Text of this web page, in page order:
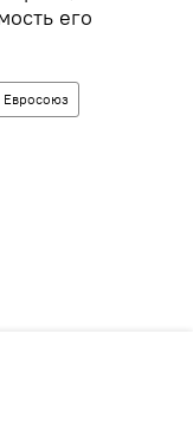
его
Евросоюз